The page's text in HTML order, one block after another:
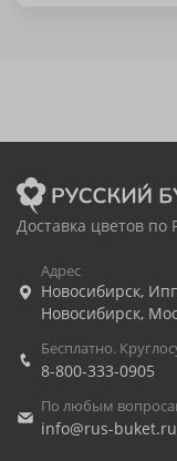
Доставка цветов
Адрес
Новосибирск,
Новосибирск,
Бесплатно.
8-800-333-0905
По любым
info@rus-buket.ru